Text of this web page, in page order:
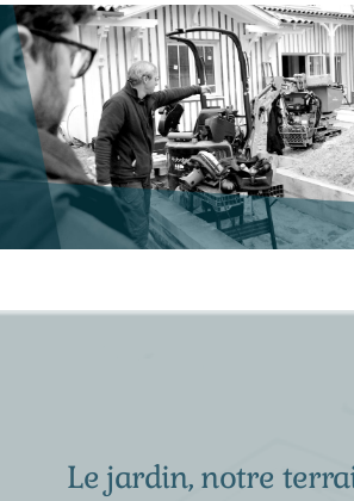
Le jardin, notre